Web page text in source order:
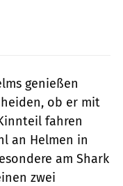
genießen
ob er mit
fahren
an Helmen in
am Shark
zwei